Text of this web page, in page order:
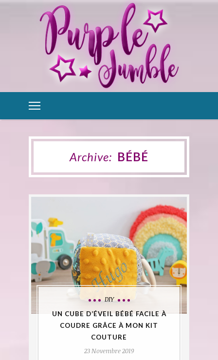
Archive: BÉBÉ
DIY
UN CUBE D’ÉVEIL BÉBÉ FACILE À
COUDRE GRÂCE À MON KIT
COUTURE
23 Novembre 2019